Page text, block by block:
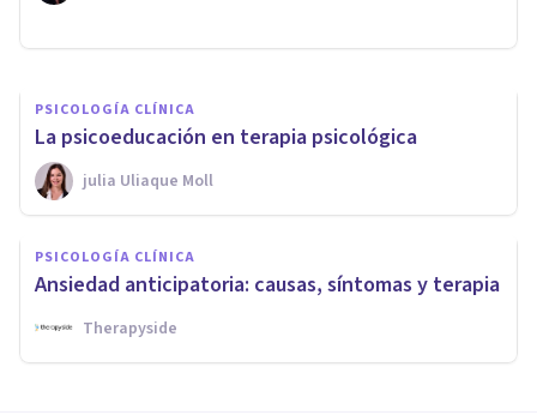
PSICOLOGÍA CLÍNICA
La psicoeducación en terapia psicológica
​julia Uliaque Moll
PSICOLOGÍA CLÍNICA
Ansiedad anticipatoria: causas, síntomas y terapia
Therapyside